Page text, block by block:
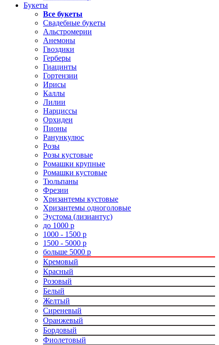
Букеты
Все букеты
Свадебные букеты
Альстромерии
Анемоны
Гвоздики
Герберы
Гиацинты
Гортензии
Ирисы
Каллы
Лилии
Нарциссы
Орхидеи
Пионы
Ранункулюс
Розы
Розы кустовые
Ромашки крупные
Ромашки кустовые
Тюльпаны
Фрезии
Хризантемы кустовые
Хризантемы одноголовые
Эустома (лизиантус)
до 1000 р
1000 - 1500 р
1500 - 5000 р
больше 5000 р
Кремовый
Красный
Розовый
Белый
Желтый
Сиреневый
Оранжевый
Бордовый
Фиолетовый